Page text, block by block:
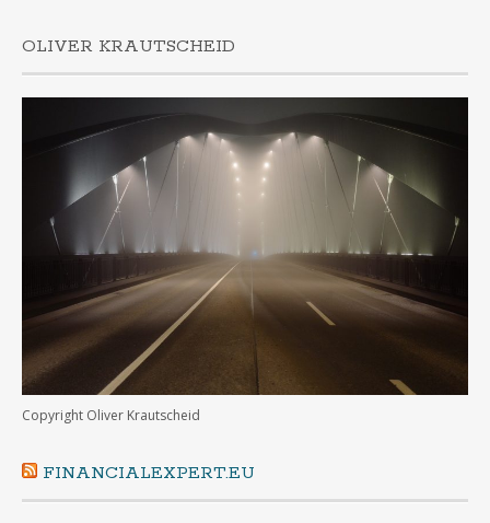
OLIVER KRAUTSCHEID
Copyright Oliver Krautscheid
FINANCIALEXPERT.EU